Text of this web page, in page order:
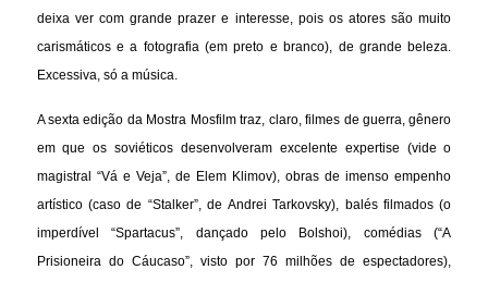
deixa ver com grande prazer e interesse, pois os atores são muito
carismáticos e a fotografia (em preto e branco), de grande beleza.
Excessiva, só a música.
A sexta edição da Mostra Mosfilm traz, claro, filmes de guerra, gênero
em que os soviéticos desenvolveram excelente expertise (vide o
magistral “Vá e Veja”, de Elem Klimov), obras de imenso empenho
artístico (caso de “Stalker”, de Andrei Tarkovsky), balés filmados (o
imperdível “Spartacus”, dançado pelo Bolshoi), comédias (“A
Prisioneira do Cáucaso”, visto por 76 milhões de espectadores),